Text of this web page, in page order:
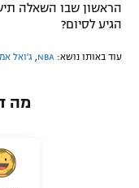
הראשון שבו השאלה
הגיע לסיום?
עוד באותו נושא: NBA
, ג'ואל
מה